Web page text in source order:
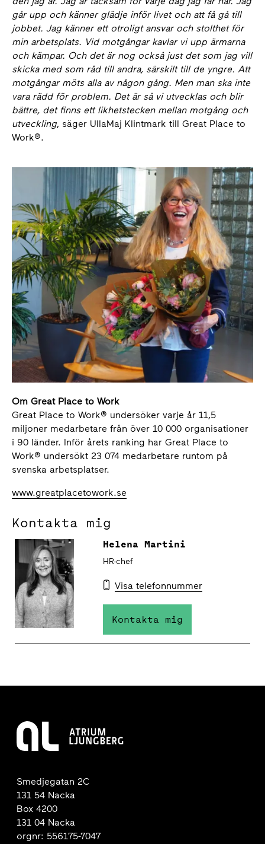
går upp och känner glädje inför livet och att få gå till
jobbet. Jag känner ett otroligt ansvar och stolthet för
min arbetsplats. Vid motgångar kavlar vi upp ärmarna
och kämpar. Och det är nog också just det som jag vill
skicka med som råd till andra, särskilt till de yngre. Att
motgångar möts alla av någon gång. Men man ska inte
vara rädd för problem. Det är så vi utvecklas och blir
bättre, det finns ett likhetstecken mellan motgång och
utveckling, säger UllaMaj Klintmark till Great Place to
Work®.
Om Great Place to Work
Great Place to Work® undersöker varje år 11,5
miljoner medarbetare från över 10 000 organisationer
i 90 länder. Inför årets ranking har Great Place to
Work® undersökt 23 074 medarbetare runtom på
svenska arbetsplatser.
www.greatplacetowork.se
Kontakta mig
Helena Martini
HR-chef
Visa telefonnummer
Kontakta mig
Smedjegatan 2C
131 54 Nacka
Box 4200
131 04 Nacka
orgnr: 556175-7047